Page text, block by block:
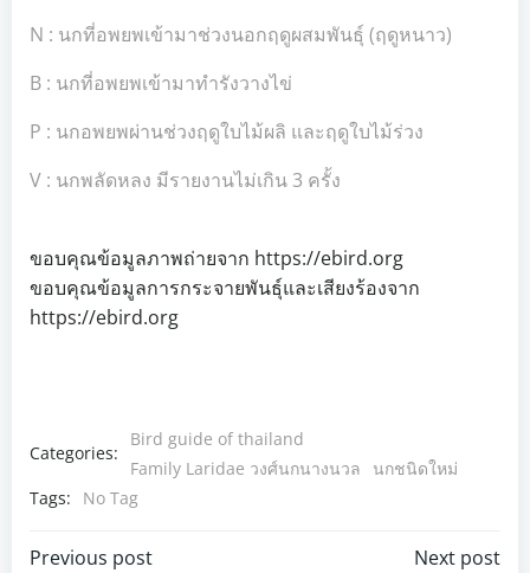
N : นกที่อพยพเข้ามาช่วงนอกฤดูผสมพันธุ์ (ฤดูหนาว)
B : นกที่อพยพเข้ามาทำรังวางไข่
P : นกอพยพผ่านช่วงฤดูใบไม้ผลิ และฤดูใบไม้ร่วง
V : นกพลัดหลง มีรายงานไม่เกิน 3 ครั้ง
ขอบคุณข้อมูลภาพถ่ายจาก https://ebird.org
ขอบคุณข้อมูลการกระจายพันธุ์และเสียงร้องจาก
https://ebird.org
Categories:
Bird guide of thailand
Family Laridae วงศ์นกนางนวล
นกชนิดใหม่
Tags:
No Tag
Previous post Next post